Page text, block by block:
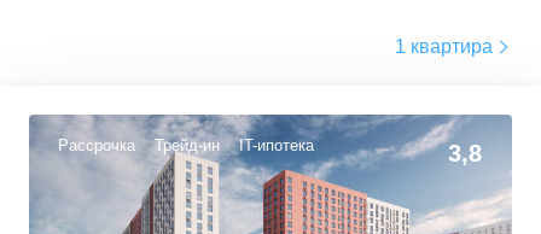
1 квартира
Рассрочка Трейд-ин IT-ипотека 3,8